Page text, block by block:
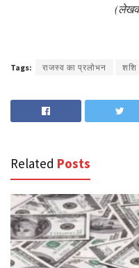
(लेखक
Tags: राजस्व का प्रलोभन शशि
Related Posts